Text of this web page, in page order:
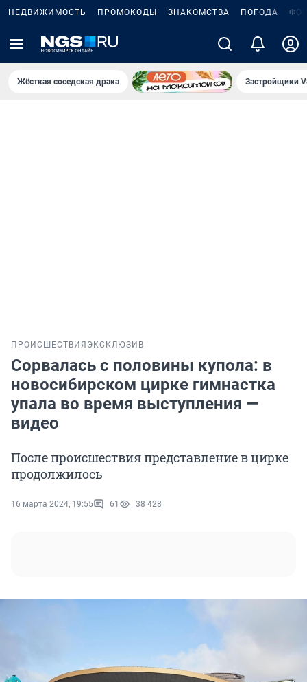
НЕДВИЖИМОСТЬ ПРОМОКОДЫ ЗНАКОМСТВА ПОГОДА
Жёсткая соседская драка Застройщики
ПРОИСШЕСТВИЯ ЭКСКЛЮЗИВ
Сорвалась с половины купола: в
новосибирском цирке гимнастка
упала во время выступления —
видео
После происшествия представление в цирке
продолжилось
16 марта 2024, 19:55 61 38 428